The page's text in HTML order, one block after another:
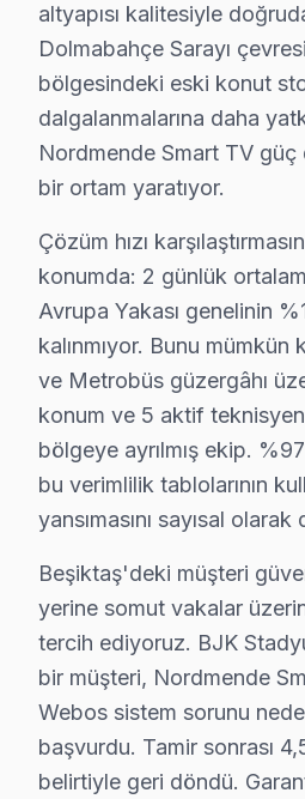
Gayrettepe'de Nordmende
Gayrettepe Mahallesi'nde
Konaklar'da Nordmende
Konaklar Mahallesi,
Kültür Mahallesi'nde
Kuruçeşme'de Nordmende
Kuruçeşme Mahallesi, lüks
Levazım'da Nordmende
Levazım mahallesi
Levent'te Nordmende TV
Levent mahallesi, yoğun
Mecidiye'de Nordmende
Mecidiye mahallesi halkı,
Muradiye'de Nordmende
Muradiye mahallesi, doğal
altyapısı kalitesiyle
Dolmabahçe Sarayı
bölgesindeki eski konut
dalgalanmalarına daha
Nordmende Smart TV
bir ortam yaratıyor.
Çözüm hızı
konumda: 2 günlük
Avrupa Yakası genelinin
kalınmıyor. Bunu mümkün
ve Metrobüs güzergâhı
konum ve 5 aktif
bölgeye ayrılmış ekip.
bu verimlilik tablolarının
yansımasını sayısal
Beşiktaş'deki müşteri
yerine somut vakalar
tercih ediyoruz. BJK
bir müşteri, Nordmende
Webos sistem sorunu
başvurdu. Tamir sonrası
belirtiyle geri döndü.